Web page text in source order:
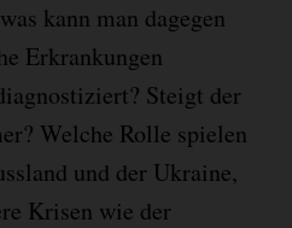
kann man dagegen
Erkrankungen
Steigt der
Welche Rolle spielen
und der Ukraine,
Krisen wie der